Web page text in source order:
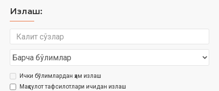
Излаш:
Ички бўлимлардан ҳам излаш
Маҳсулот тафсилотлари ичидан излаш